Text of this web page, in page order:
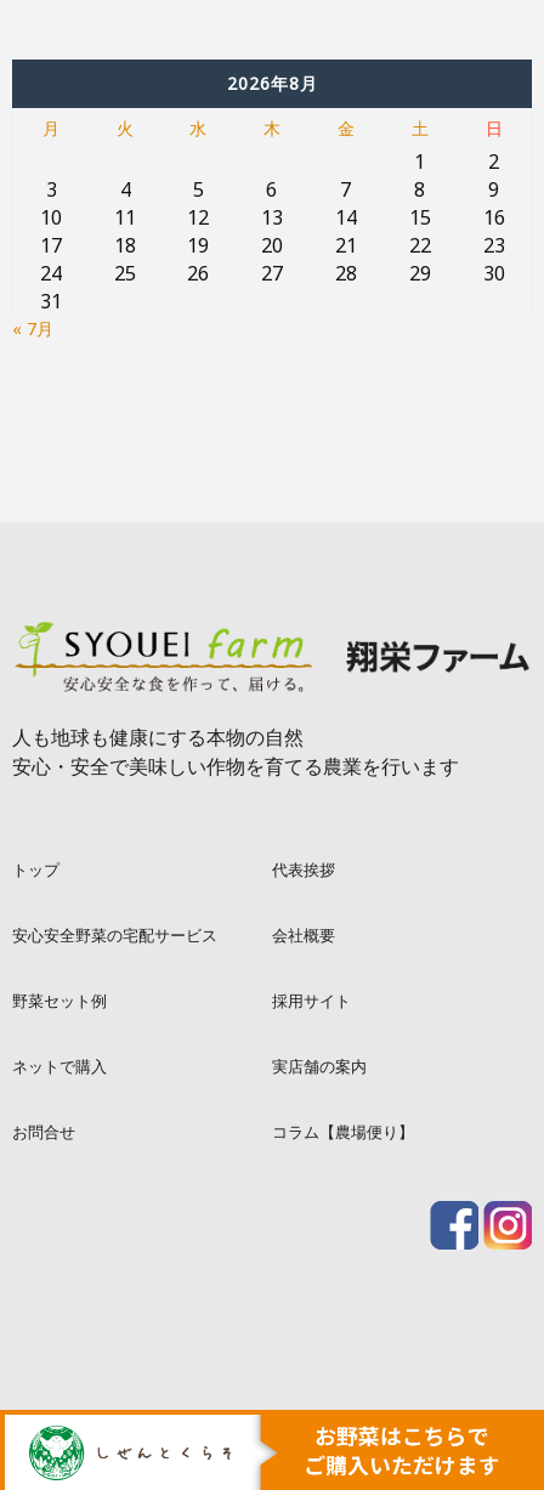
2026年8月
月
火 水 木 金 土 日
1
2
3
4 5 6 7 8
9
10
11 12 13 14 15
16
17
18 19 20 21 22
23
24
25 26 27 28 29
30
31
« 7月
人も地球も健康にする本物の自然
安心・安全で美味しい作物を育てる農業を行います
トップ 代表挨拶
安心安全野菜の宅配サービス 会社概要
野菜セット例 採用サイト
ネットで購入 実店舗の案内
お問合せ コラム【農場便り】
© SYOUEI CREATE Co., Ltd. All Rights Reserved